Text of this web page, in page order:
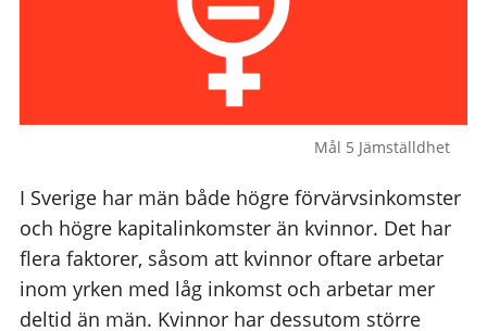
Mål 5 Jämställdhet
I Sverige har män både högre förvärvsinkomster
och högre kapitalinkomster än kvinnor. Det har
flera faktorer, såsom att kvinnor oftare arbetar
inom yrken med låg inkomst och arbetar mer
deltid än män. Kvinnor har dessutom större